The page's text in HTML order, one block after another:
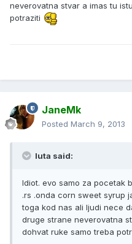
neverovatna stvar a imas tu
potraziti
JaneMk
Posted March 9, 2013
luta said:
Idiot. evo samo za pocetak
.rs .onda corn sweet syrup
toga kod nas ali ljudi nece
druge strane neverovatna
dohvat ruke samo treba